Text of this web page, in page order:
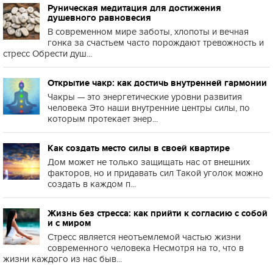
Руническая медитация для достижения
душевного равновесия
В современном мире заботы, хлопоты и вечная
гонка за счастьем часто порождают тревожность и
стресс Обрести душ...
Открытие чакр: как достичь внутренней гармонии
Чакры — это энергетические уровни развития
человека Это наши внутренние центры силы, по
которым протекает энер...
Как создать место силы в своей квартире
Дом может не только защищать нас от внешних
факторов, но и придавать сил Такой уголок можно
создать в каждом п...
Жизнь без стресса: как прийти к согласию с собой
и с миром
Стресс является неотъемлемой частью жизни
современного человека Несмотря на то, что в
жизни каждого из нас быв...